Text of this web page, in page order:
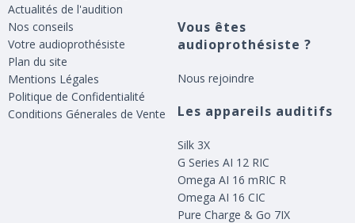
Actualités de l'audition
Nos conseils
Votre audioprothésiste
Plan du site
Mentions Légales
Politique de Confidentialité
Conditions Génerales de Vente
Vous êtes
audioprothésiste ?
Nous rejoindre
Les appareils auditifs
Silk 3X
G Series AI 12 RIC
Omega AI 16 mRIC R
Omega AI 16 CIC
Pure Charge & Go 7IX